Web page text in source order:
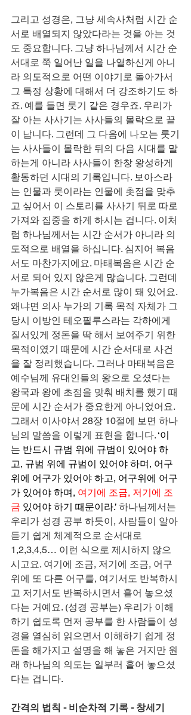
그리고 성경은, 그냥 세속사처럼 시간 순
서로 배열되지 않았다라는 것을 아는 것
도 중요합니다. 그냥 하나님께서 시간 순
서대로 쭉 일어난 일을 나열하신게 아니
라 의도적으로 어떤 이야기로 돌아가서
그 특정 상황에 대해서 더 강조하기도 하
죠. 예를 들면 룻기 같은 경우죠. 우리가
잘 아는 사사기는 사사들의 몰락으로 끝
이 납니다. 그런데 그 다음에 나오는 룻기
는 사사들이 몰락한 뒤의 다음 시대를 말
하는게 아니라 사사들이 한창 왕성하게
활동하던 시대의 기록입니다. 보아스라
는 인물과 룻이라는 인물에 촛점을 맞추
고 싶어서 이 스토리를 사사기 뒤로 따로
가져와 집중을 하게 하시는 겁니다. 이처
럼 하나님께서는 시간 순서가 아니라 의
도적으로 배열을 하십니다. 심지어 복음
서도 마찬가지에요. 마태복음은 시간 순
서로 되어 있지 않은게 많습니다. 그런데
누가복음은 시간 순서로 많이 돼 있어요.
왜냐면 의사 누가의 기록 목적 자체가 그
당시 이방인 테오필루스라는 각하에게
질서있게 정돈을 딱 해서 보여주기 위한
목적이였기 때문에 시간 순서대로 사건
을 잘 정리했습니다. 그러나 마태복음은
예수님께 유대인들의 왕으로 오셨다는
왕국과 왕에 초점을 맞춰 배치를 했기 때
문에 시간 순서가 중요한게 아니었어요.
그래서 이사야서 28장 10절에 보면 하나
님의 말씀을 이렇게 표현을 합니다. ‘이
는 반드시 규범 위에 규범이 있어야 하
고, 규범 위에 규범이 있어야 하며, 어구
위에 어구가 있어야 하고, 어구위에 어구
가 있어야 하며, 여기에 조금, 저기에 조
금 있어야 하기 때문이라.’ 하나님께서는
우리가 성경 공부 하듯이, 사람들이 알아
듣기 쉽게 체계적으로 순서대로
1,2,3,4,5… 이런 식으로 제시하지 않으
시고요. 여기에 조금, 저기에 조금, 어구
위에 또 다른 어구를, 여기서도 반복하시
고 저기서도 반복하시면서 흩어 놓으셨
다는 거예요. (성경 공부는) 우리가 이해
하기 쉽도록 먼저 공부를 한 사람들이 성
경을 열심히 읽으면서 이해하기 쉽게 정
돈을 해가지고 설명을 해 놓은 거지만 원
래 하나님의 의도는 일부러 흩어 놓으셨
다는 겁니다.
간격의 법칙 - 비순차적 기록 - 창세기